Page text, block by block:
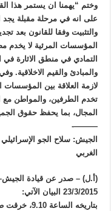
وختم “يهمنا ان يستمر هذا
على انه في مرحلة مقبلة
والتثبيت وفقا للقانون بعد
المؤسسات المرئية لا يخدم
التمادي في منطق الاثارة في
والمبادئ والقيم الاخلاقية.
لازمة العلاقة بين المؤسسات
تخدم الطرفين، والمواطن مع
المجال، بما يحفظ حقوق
———-
الجيش: سلاح الجو
الغربي
(أ.ل) – صدر عن قيادة الجيش–
23/3/2015 البيان الآتي:
بتاريخه